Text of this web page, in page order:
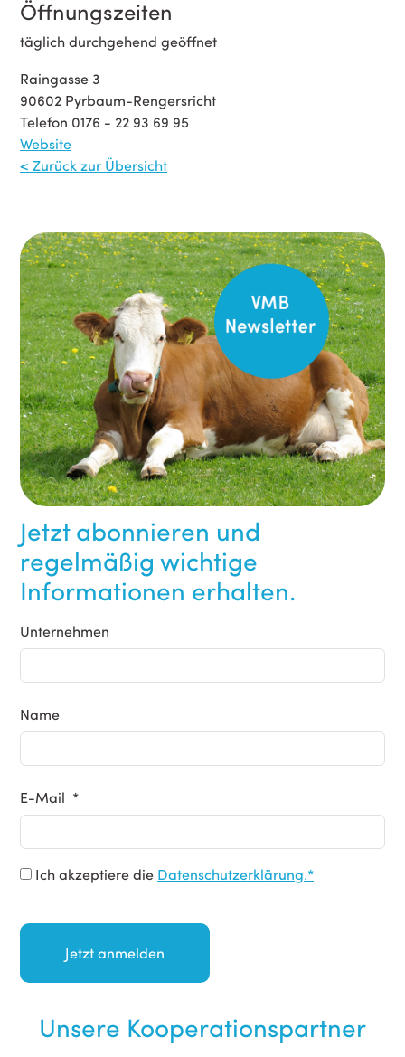
Öffnungszeiten
täglich durchgehend geöffnet
Raingasse 3
90602 Pyrbaum-Rengersricht
Telefon 0176 - 22 93 69 95
Website
< Zurück zur Übersicht
Jetzt abonnieren und
regelmäßig wichtige
Informationen erhalten.
Unternehmen
Name
E-Mail *
Ich akzeptiere die Datenschutzerklärung.*
Unsere Kooperationspartner